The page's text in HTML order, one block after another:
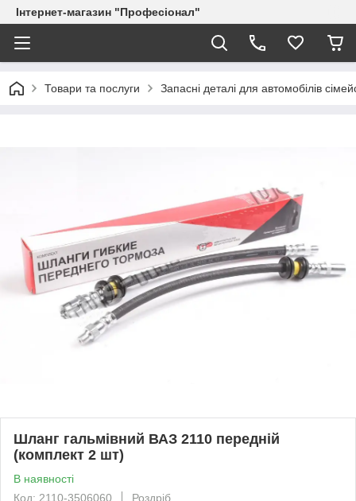
Інтернет-магазин "Професіонал"
Товари та послуги Запасні деталі для автомобілів
Шланг гальмівний ВАЗ 2110 передній
(комплект 2 шт)
В наявності
Код: 2110-3506060
Роздріб